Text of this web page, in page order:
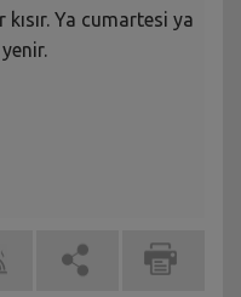
Ya cumartesi ya